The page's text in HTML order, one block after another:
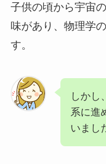
子供の頃から宇宙
味があり、物理学
す。
しかし
系に進
いまし